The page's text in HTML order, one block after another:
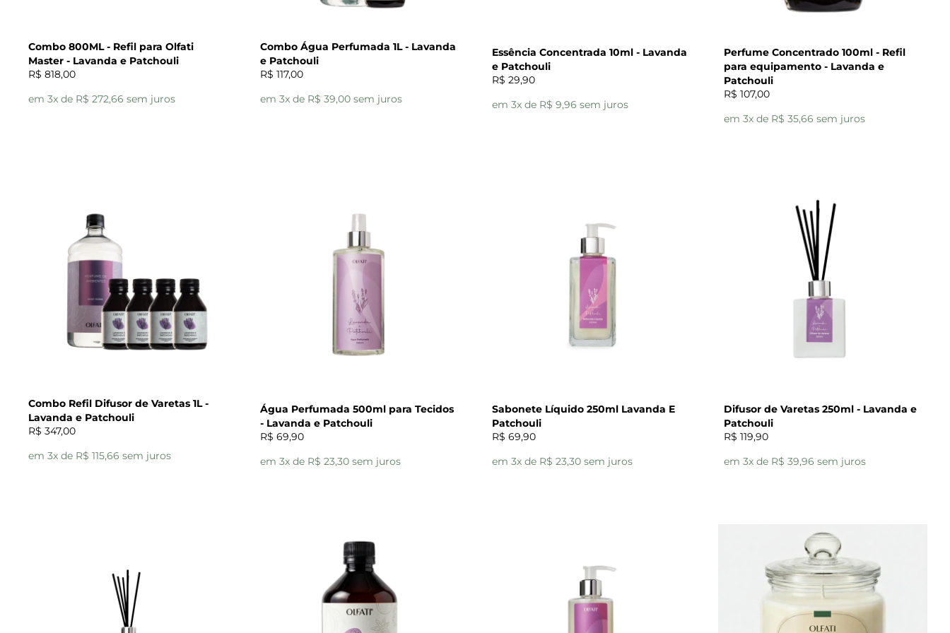
Combo 800ML - Refil para Olfati
Master - Lavanda e Patchouli
R$ 818,00
em 3x de R$ 272,66 sem juros
Combo Água Perfumada 1L - Lavanda
e Patchouli
R$ 117,00
em 3x de R$ 39,00 sem juros
Essência Concentrada 10ml - Lavanda
e Patchouli
R$ 29,90
em 3x de R$ 9,96 sem juros
Perfume Concentrado 100ml - Refil
para equipamento - Lavanda e
Patchouli
R$ 107,00
em 3x de R$ 35,66 sem juros
Combo Refil Difusor de Varetas 1L -
Lavanda e Patchouli
R$ 347,00
em 3x de R$ 115,66 sem juros
Água Perfumada 500ml para Tecidos
- Lavanda e Patchouli
R$ 69,90
em 3x de R$ 23,30 sem juros
Sabonete Líquido 250ml Lavanda E
Patchouli
R$ 69,90
em 3x de R$ 23,30 sem juros
Difusor de Varetas 250ml - Lavanda e
Patchouli
R$ 119,90
em 3x de R$ 39,96 sem juros